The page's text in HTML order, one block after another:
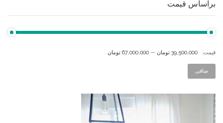
براساس قیمت
صافی
قيمت: 39,500,000 تومان — 67,000,000 تومان